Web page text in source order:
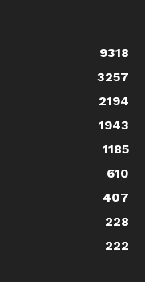
9318
3257
2194
1943
1185
610
407
228
222